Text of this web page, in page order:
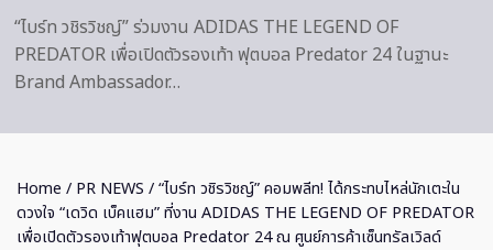
“ไบร์ท วชิรวิชญ์” ร่วมงาน ADIDAS THE LEGEND OF
PREDATOR เพื่อเปิดตัวรองเท้า ฟุตบอล Predator 24 ในฐานะ
Brand Ambassador…
Home / PR NEWS / “ไบร์ท วชิรวิชญ์” คอมพลีท! ได้กระทบไหล่นักเตะใน
ดวงใจ “เดวิด เบ็คแฮม” ที่งาน ADIDAS THE LEGEND OF PREDATOR
เพื่อเปิดตัวรองเท้าฟุตบอล Predator 24 ณ ศูนย์การค้าเซ็นทรัลเวิลด์